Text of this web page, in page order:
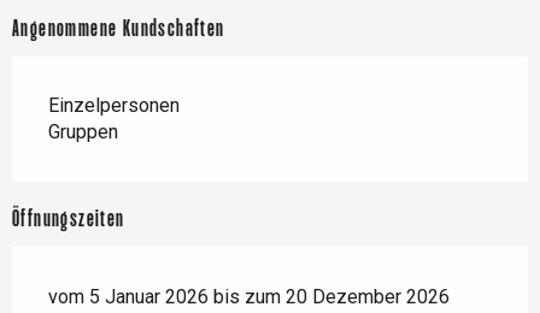
Angenommene Kundschaften
Einzelpersonen
Gruppen
Öffnungszeiten
vom 5 Januar 2026 bis zum 20 Dezember 2026